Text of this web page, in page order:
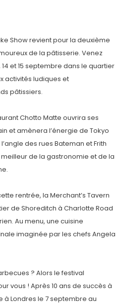
Show revient pour la deuxième
de la pâtisserie. Venez
et 15 septembre dans le quartier
activités ludiques et
pâtissiers.
Chotto Matte ouvrira ses
et amènera l’énergie de Tokyo
des rues Bateman et Frith
de la gastronomie et de la
rentrée, la Merchant’s Tavern
de Shoreditch à Charlotte Road
Au menu, une cuisine
imaginée par les chefs Angela
? Alors le festival
vous ! Après 10 ans de succès à
à Londres le 7 septembre au